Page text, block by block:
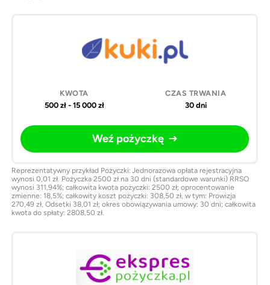
500 zł - 15 000 zł 30 dni
Weź pożyczkę
Reprezentatywny przykład Pożyczki: Jednorazowa opłata rejestracyjna
wynosi 0,01 zł. Pożyczka 2500 zł na 30 dni (standardowe warunki) RRSO
wynosi 311,94%; całkowita kwota pożyczki: 2500 zł; oprocentowanie
zmienne: 18,5%; całkowity koszt pożyczki: 308,50 zł, w tym: Prowizja
270,49 zł, Odsetki 38,01 zł; okres obowiązywania umowy: 30 dni; całkowita
kwota do spłaty: 2808,50 zł.